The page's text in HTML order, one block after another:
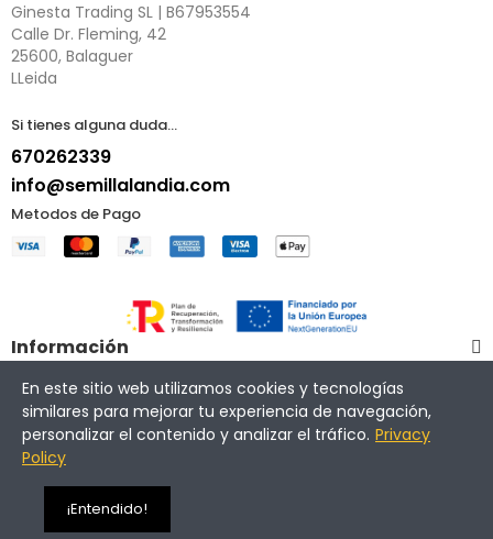
Ginesta Trading SL | B67953554
Calle Dr. Fleming, 42
25600, Balaguer
LLeida
Si tienes alguna duda...
670262339
info@semillalandia.com
Metodos de Pago
Información
Mi Cuenta
Copyright © 2025 | Ginesta Trading | Semillalandia.com
En este sitio web utilizamos cookies y tecnologías
similares para mejorar tu experiencia de navegación,
personalizar el contenido y analizar el tráfico. Privacy
Policy
¡Entendido!